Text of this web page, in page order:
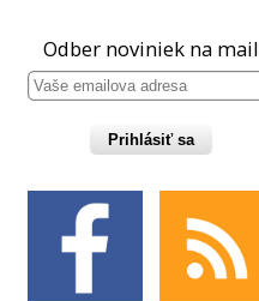
Odber noviniek na mail
Prihlásiť sa